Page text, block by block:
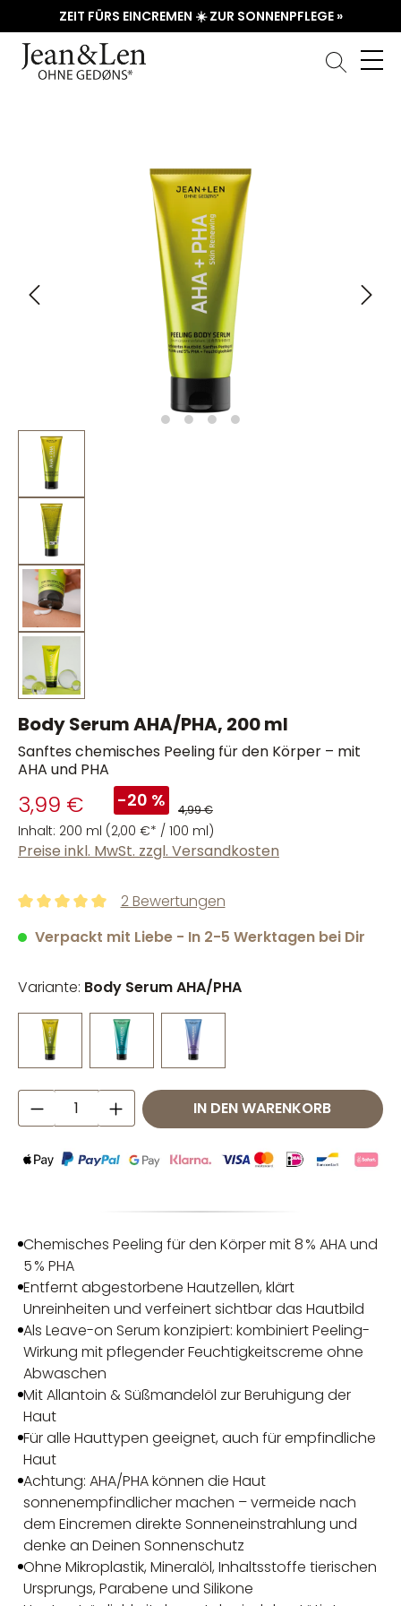
ZEIT FÜRS EINCREMEN ☀️ ZUR SONNENPFLEGE »
Bildergalerie überspringen
Body Serum AHA/PHA, 200 ml
Sanftes chemisches Peeling für den Körper – mit
AHA und PHA
3,99 € -20 % 4,99 €
Inhalt: 200 ml (2,00 €* / 100 ml)
Preise inkl. MwSt. zzgl. Versandkosten
2 Bewertungen
Verpackt mit Liebe - In 2-5 Werktagen bei Dir
Variante: Body Serum AHA/PHA
Produkt Anzahl: Gib denIN DEN WARENKORB
Chemisches Peeling für den Körper mit 8 % AHA und
5 % PHA
Entfernt abgestorbene Hautzellen, klärt
Unreinheiten und verfeinert sichtbar das Hautbild
Als Leave-on Serum konzipiert: kombiniert Peeling-
Wirkung mit pflegender Feuchtigkeitscreme ohne
Abwaschen
Mit Allantoin & Süßmandelöl zur Beruhigung der
Haut
Für alle Hauttypen geeignet, auch für empfindliche
Haut
Achtung: AHA/PHA können die Haut
sonnenempfindlicher machen – vermeide nach
dem Eincremen direkte Sonneneinstrahlung und
denke an Deinen Sonnenschutz
Ohne Mikroplastik, Mineralöl, Inhaltsstoffe tierischen
Ursprungs, Parabene und Silikone